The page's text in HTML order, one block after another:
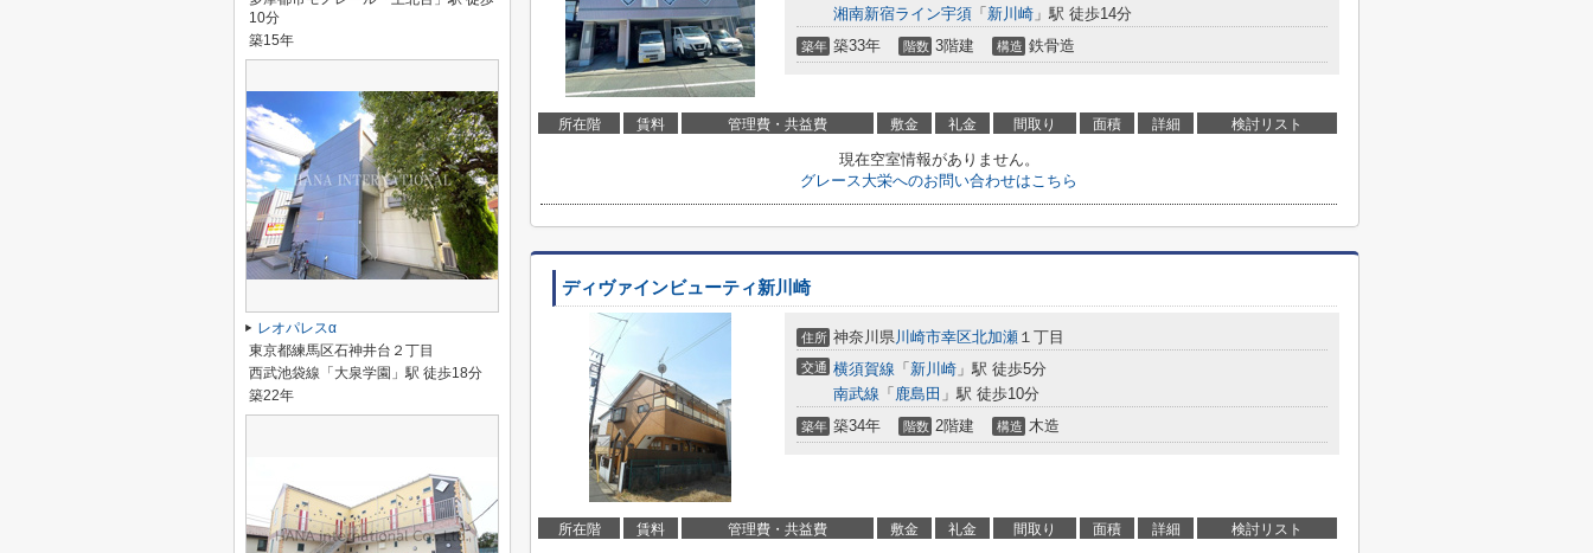
湘南新宿ライン宇須 「 新川崎 」駅 徒歩14分
築年 築33年 階数 3階建 構造 鉄骨造
所在階 賃料 管理費・共益費 敷金 礼金 間取り 面積 詳細 検討リスト
現在空室情報がありません。
グレース大栄へのお問い合わせはこちら
ディヴァインビューティ新川崎
住所 神奈川県川崎市幸区北加瀬 １丁目
交通 横須賀線 「 新川崎 」駅 徒歩5分
南武線 「 鹿島田 」駅 徒歩10分
築年 築34年 階数 2階建 構造 木造
所在階 賃料 管理費・共益費 敷金 礼金 間取り 面積 詳細 検討リスト
10分
築15年
レオパレスα
東京都練馬区石神井台２丁目
西武池袋線「大泉学園」駅 徒歩18分
築22年